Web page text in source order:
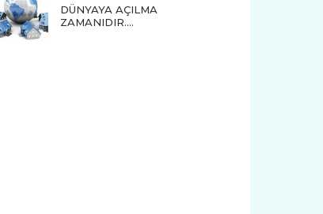
DÜNYAYA AÇILMA
ZAMANIDIR….